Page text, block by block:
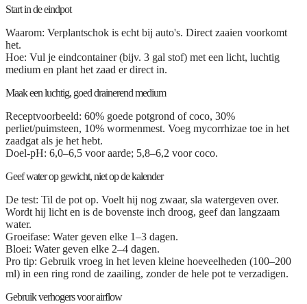
Start in de eindpot
Waarom: Verplantschok is echt bij auto's. Direct zaaien voorkomt
het.
Hoe: Vul je eindcontainer (bijv. 3 gal stof) met een licht, luchtig
medium en plant het zaad er direct in.
Maak een luchtig, goed drainerend medium
Receptvoorbeeld: 60% goede potgrond of coco, 30%
perliet/puimsteen, 10% wormenmest. Voeg mycorrhizae toe in het
zaadgat als je het hebt.
Doel-pH: 6,0–6,5 voor aarde; 5,8–6,2 voor coco.
Geef water op gewicht, niet op de kalender
De test: Til de pot op. Voelt hij nog zwaar, sla watergeven over.
Wordt hij licht en is de bovenste inch droog, geef dan langzaam
water.
Groeifase: Water geven elke 1–3 dagen.
Bloei: Water geven elke 2–4 dagen.
Pro tip: Gebruik vroeg in het leven kleine hoeveelheden (100–200
ml) in een ring rond de zaailing, zonder de hele pot te verzadigen.
Gebruik verhogers voor airflow